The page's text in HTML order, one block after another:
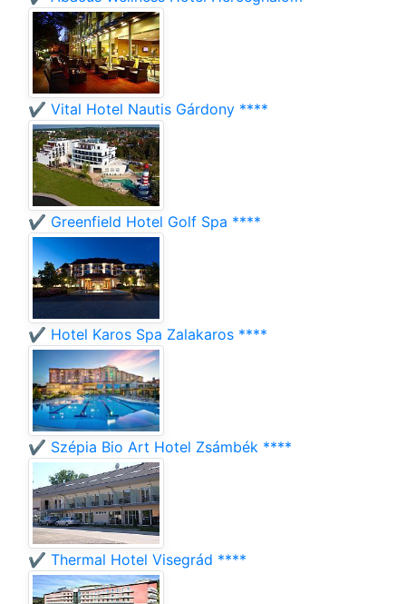
✔️ Vital Hotel Nautis Gárdony ****
✔️ Greenfield Hotel Golf Spa ****
✔️ Hotel Karos Spa Zalakaros ****
✔️ Szépia Bio Art Hotel Zsámbék ****
✔️ Thermal Hotel Visegrád ****